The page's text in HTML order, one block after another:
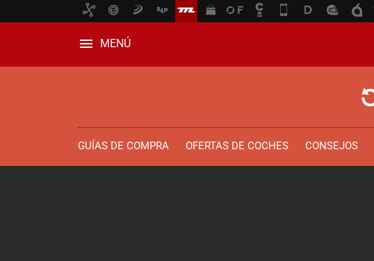
MENÚ
GUÍAS DE COMPRA OFERTAS DE COCHES CONSEJOS